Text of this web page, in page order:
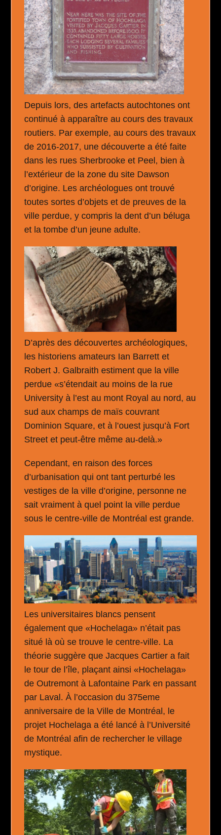
Depuis lors, des artefacts autochtones ont
continué à apparaître au cours des travaux
routiers. Par exemple, au cours des travaux
de 2016-2017, une découverte a été faite
dans les rues Sherbrooke et Peel, bien à
l’extérieur de la zone du site Dawson
d’origine. Les archéologues ont trouvé
toutes sortes d’objets et de preuves de la
ville perdue, y compris la dent d’un béluga
et la tombe d’un jeune adulte.
D’après des découvertes archéologiques,
les historiens amateurs Ian Barrett et
Robert J. Galbraith estiment que la ville
perdue «s’étendait au moins de la rue
University à l’est au mont Royal au nord, au
sud aux champs de maïs couvrant
Dominion Square, et à l’ouest jusqu’à Fort
Street et peut-être même au-delà.»
Cependant, en raison des forces
d’urbanisation qui ont tant perturbé les
vestiges de la ville d’origine, personne ne
sait vraiment à quel point la ville perdue
sous le centre-ville de Montréal est grande.
Les universitaires blancs pensent
également que «Hochelaga» n’était pas
situé là où se trouve le centre-ville. La
théorie suggère que Jacques Cartier a fait
le tour de l’île, plaçant ainsi «Hochelaga»
de Outremont à Lafontaine Park en passant
par Laval. À l’occasion du 375eme
anniversaire de la Ville de Montréal, le
projet Hochelaga a été lancé à l’Université
de Montréal afin de rechercher le village
mystique.